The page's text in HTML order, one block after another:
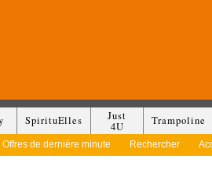
SpirituElles
Just
4U
Trampoline
Offres de dernière minute Rechercher